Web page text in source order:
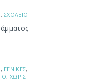
,ΣΧΟΛΕΙΟ
, ΓΕΝΙΚΕΣ,
,ΧΩΡΙΣ